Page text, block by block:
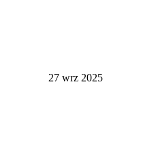
27 wrz 2025